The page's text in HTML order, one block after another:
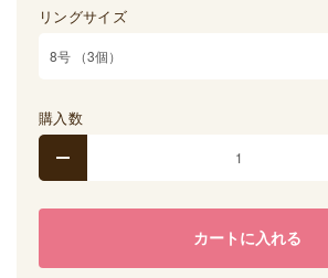
リングサイズ
購入数
カートに入れる